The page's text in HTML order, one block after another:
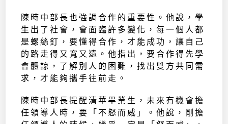
陳時中部長也強調合作的重要性。他說，學
生出了社會，會面臨許多變化，每一個人都
是螺絲釘，要懂得合作，才能成功，讓自己
的路走得又寬又遠。他指出，要合作得先學
會體諒，了解別人的困難，找出雙方共同需
求，才能夠攜手往前走。
陳時中部長提醒清華畢業生，未來有機會擔
任領導人時，要「不怒而威」。他說，剛擔